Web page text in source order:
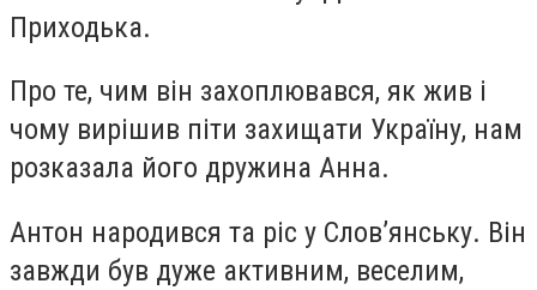
Приходька.
Про те, чим він захоплювався, як жив і
чому вирішив піти захищати Україну, нам
розказала його дружина Анна.
Антон народився та ріс у Слов’янську. Він
завжди був дуже активним, веселим,